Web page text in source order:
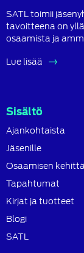
SATL toimii
tavoitteena on
osaamista ja
Lue lisää
Sisältö
Ajankohtaista
Jäsenille
Osaamisen
Tapahtumat
Kirjat ja tuotteet
Blogi
SATL